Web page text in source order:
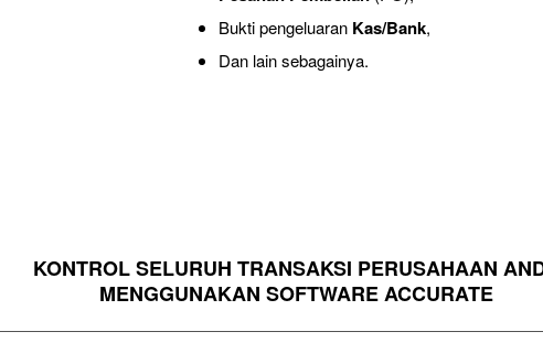
Bukti pengeluaran Kas/Bank,
Dan lain sebagainya.
KONTROL SELURUH TRANSAKSI PERUSAHAAN
MENGGUNAKAN SOFTWARE ACCURATE